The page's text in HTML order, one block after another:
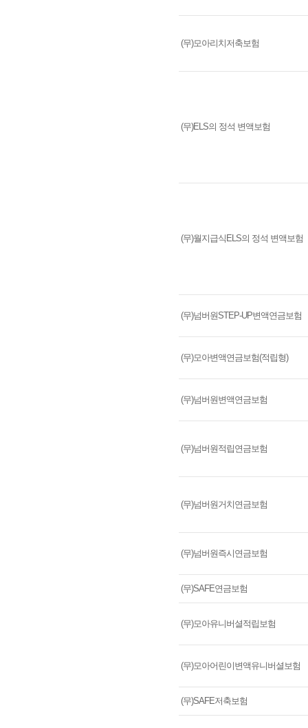
(무)모아리치저축보험
(무)ELS의 정석 변액보험
(무)월지급식ELS의 정석 변액보험
(무)넘버원STEP-UP변액연금보험
(무)모아변액연금보험(적립형)
(무)넘버원변액연금보험
(무)넘버원적립연금보험
(무)넘버원거치연금보험
(무)넘버원즉시연금보험
(무)SAFE연금보험
(무)모아유니버셜적립보험
(무)모아어린이변액유니버셜보험
(무)SAFE저축보험